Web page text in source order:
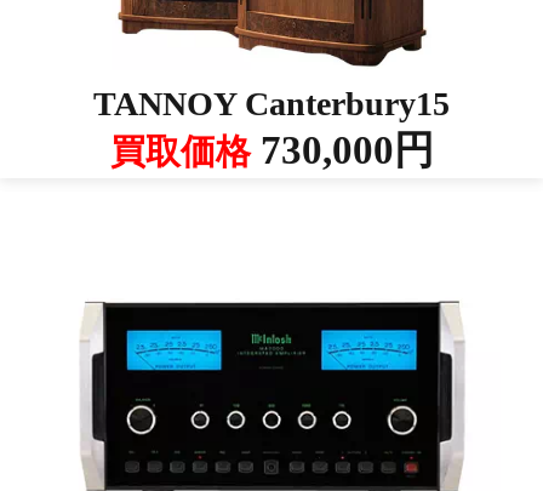
TANNOY Canterbury15
買取価格730,000円